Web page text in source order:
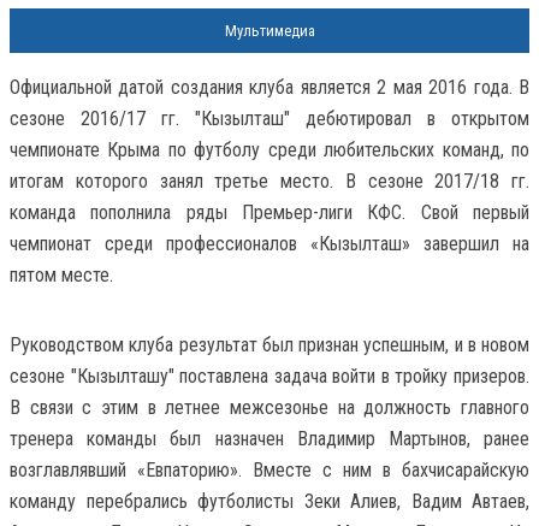
Мультимедиа
Официальной датой создания клуба является 2 мая 2016 года. В
сезоне 2016/17 гг. "Кызылташ" дебютировал в открытом
чемпионате Крыма по футболу среди любительских команд, по
итогам которого занял третье место. В сезоне 2017/18 гг.
команда пополнила ряды Премьер-лиги КФС. Свой первый
чемпионат среди профессионалов «Кызылташ» завершил на
пятом месте.
Руководством клуба результат был признан успешным, и в новом
сезоне "Кызылташу" поставлена задача войти в тройку призеров.
В связи с этим в летнее межсезонье на должность главного
тренера команды был назначен Владимир Мартынов, ранее
возглавлявший «Евпаторию». Вместе с ним в бахчисарайскую
команду перебрались футболисты Зеки Алиев, Вадим Автаев,